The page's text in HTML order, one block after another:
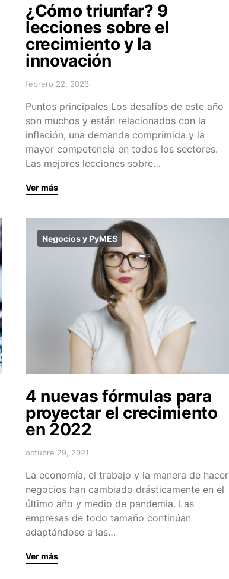
¿Cómo triunfar? 9
lecciones sobre el
crecimiento y la
innovación
febrero 22, 2023
Puntos principales Los desafíos de este año
son muchos y están relacionados con la
inflación, una demanda comprimida y la
mayor competencia en todos los sectores.
Las mejores lecciones sobre…
Ver más
Negocios y PyMES
4 nuevas fórmulas para
proyectar el crecimiento
en 2022
octubre 29, 2021
La economía, el trabajo y la manera de hacer
negocios han cambiado drásticamente en el
último año y medio de pandemia. Las
empresas de todo tamaño continúan
adaptándose a las…
Ver más